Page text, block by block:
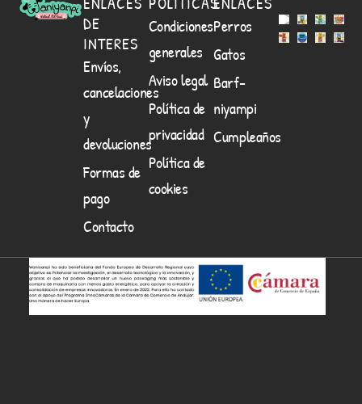
DE
INTERES
Envíos,
cancelaciones
y
devoluciones
Formas de
pago
Contacto
Condiciones
generales
Aviso legal
Política de
privacidad
Política de
cookies
Perros
Gatos
Barf-
niyampi
Cumpleaños